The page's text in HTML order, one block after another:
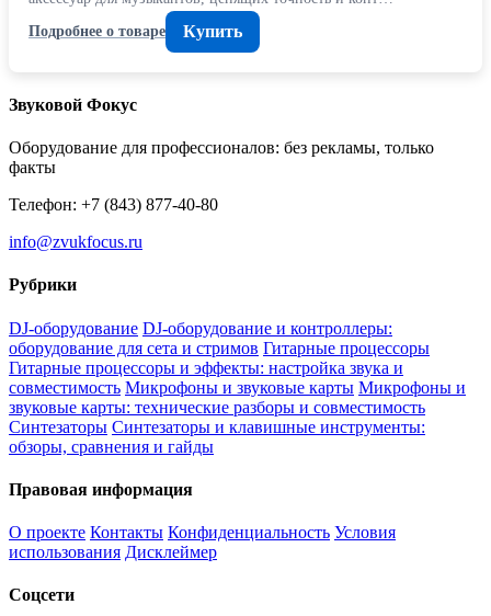
Подробнее о товаре
Купить
Звуковой Фокус
Оборудование для профессионалов: без рекламы, только
факты
Телефон: +7 (843) 877-40-80
info@zvukfocus.ru
Рубрики
DJ-оборудование DJ-оборудование и контроллеры:
оборудование для сета и стримов Гитарные процессоры
Гитарные процессоры и эффекты: настройка звука и
совместимость Микрофоны и звуковые карты Микрофоны и
звуковые карты: технические разборы и совместимость
Синтезаторы Синтезаторы и клавишные инструменты:
обзоры, сравнения и гайды
Правовая информация
О проекте Контакты Конфиденциальность Условия
использования Дисклеймер
Соцсети